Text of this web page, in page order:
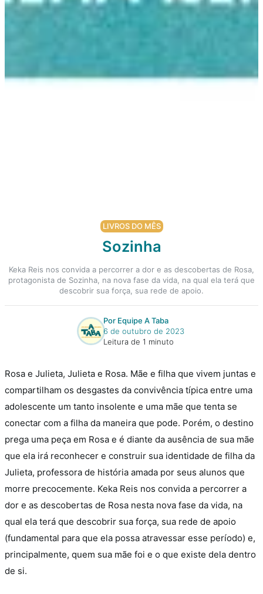
LIVROS DO MÊS
Sozinha
Keka Reis nos convida a percorrer a dor e as descobertas de Rosa,
protagonista de Sozinha, na nova fase da vida, na qual ela terá que
descobrir sua força, sua rede de apoio.
Por Equipe A Taba
6 de outubro de 2023
Leitura de 1 minuto
Rosa e Julieta, Julieta e Rosa. Mãe e filha que vivem juntas e
compartilham os desgastes da convivência típica entre uma
adolescente um tanto insolente e uma mãe que tenta se
conectar com a filha da maneira que pode. Porém, o destino
prega uma peça em Rosa e é diante da ausência de sua mãe
que ela irá reconhecer e construir sua identidade de filha da
Julieta, professora de história amada por seus alunos que
morre precocemente. Keka Reis nos convida a percorrer a
dor e as descobertas de Rosa nesta nova fase da vida, na
qual ela terá que descobrir sua força, sua rede de apoio
(fundamental para que ela possa atravessar esse período) e,
principalmente, quem sua mãe foi e o que existe dela dentro
de si.